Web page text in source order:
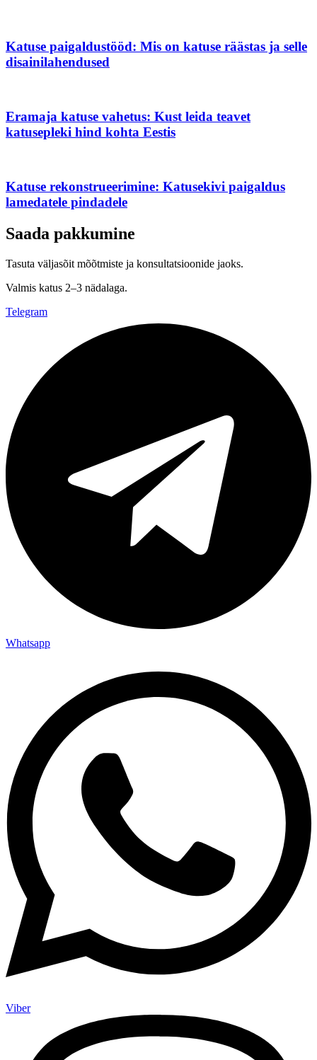
Katuse paigaldustööd: Mis on katuse räästas ja selle
disainilahendused
Eramaja katuse vahetus: Kust leida teavet
katusepleki hind kohta Eestis
Katuse rekonstrueerimine: Katusekivi paigaldus
lamedatele pindadele
Saada pakkumine
Tasuta väljasõit mõõtmiste ja konsultatsioonide jaoks.
Valmis katus 2–3 nädalaga.
Telegram
Whatsapp
Viber